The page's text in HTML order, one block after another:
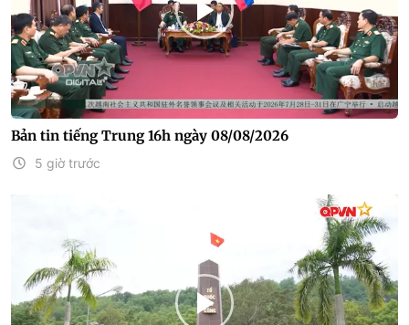
Bản tin tiếng Trung 16h ngày 08/08/2026
5 giờ trước